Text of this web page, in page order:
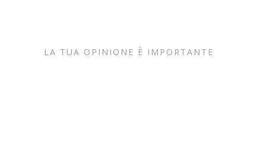
LA TUA OPINIONE È IMPORTANTE